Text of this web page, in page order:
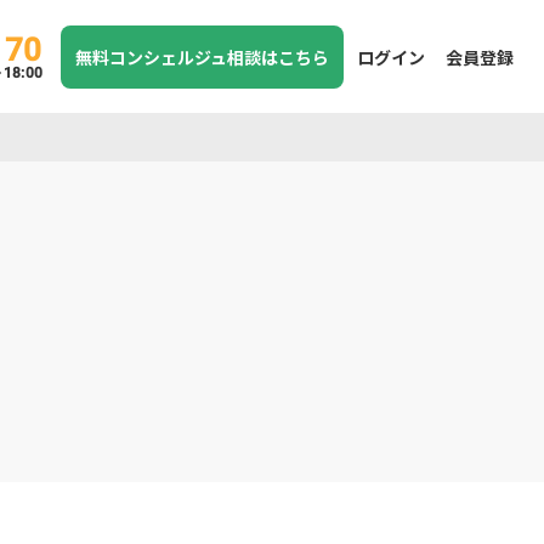
18:00
無料コンシェルジュ相談はこちら ログイン 会員登録